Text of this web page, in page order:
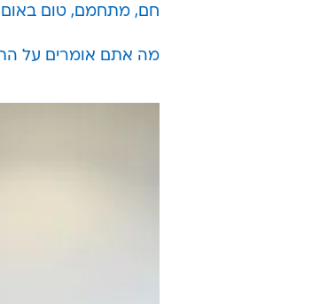
חם, מתחמם, טום
מה אתם אומרים על